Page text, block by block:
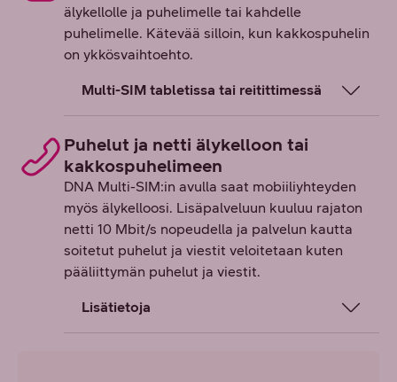
älykellolle ja puhelimelle tai kahdelle
puhelimelle. Kätevää silloin, kun kakkospuhelin
on ykkösvaihtoehto.
Multi-SIM tabletissa tai reitittimessä
Puhelut ja netti älykelloon tai
kakkospuhelimeen
DNA Multi-SIM:in avulla saat mobiiliyhteyden
myös älykelloosi. Lisäpalveluun kuuluu rajaton
netti 10 Mbit/s nopeudella ja palvelun kautta
soitetut puhelut ja viestit veloitetaan kuten
pääliittymän puhelut ja viestit.
Lisätietoja